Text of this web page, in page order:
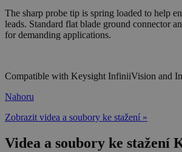
The sharp probe tip is spring loaded to help
leads. Standard flat blade ground connector
for demanding applications.
Compatible with Keysight InfiniiVision and
Nahoru
Zobrazit videa a soubory ke stažení »
Videa a soubory ke stažení